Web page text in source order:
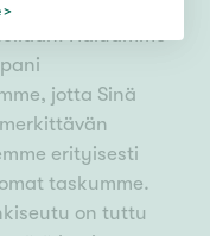
Haluamme
jotta Sinä
erityisesti
taskumme.
on tuttu